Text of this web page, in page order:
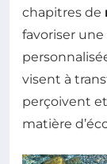
chapitres de
favoriser
visent à
perçoivent
matière